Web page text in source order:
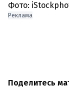
Фото:
Реклама
Поделитесь